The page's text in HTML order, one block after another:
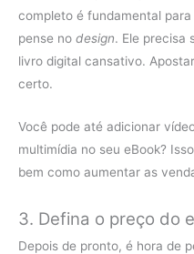
completo é fundamental
pense no design. Ele precisa
livro digital cansativo.
certo.
Você pode até adicionar
multimídia no seu eBook?
bem como aumentar as
3. Defina o preço do
Depois de pronto, é hora de